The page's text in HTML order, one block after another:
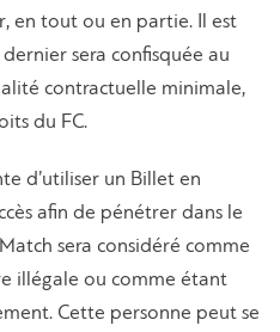
en tout ou en partie. Il est
sera confisquée au
contractuelle minimale,
du FC.
d’utiliser un Billet en
afin de pénétrer dans le
sera considéré comme
illégale ou comme étant
Cette personne peut se